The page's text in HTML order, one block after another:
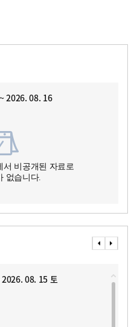
2026. 08. 16
서 비공개된 자료로
없습니다.
08. 15 토